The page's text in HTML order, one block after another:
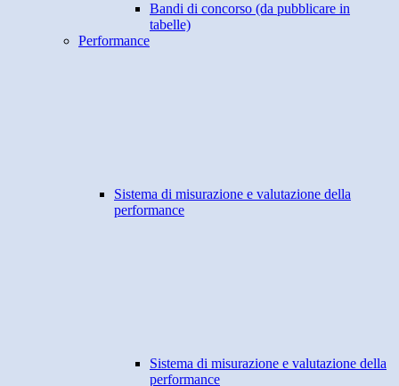
Bandi di concorso (da pubblicare in
tabelle)
Performance
Sistema di misurazione e valutazione della
performance
Sistema di misurazione e valutazione della
performance